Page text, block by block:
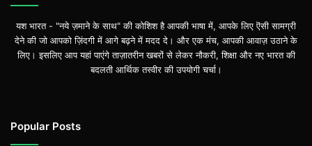
यश भारत - "नये ज़माने के साथ" की कोशिश है आपकी भाषा में, आपके लिए ऎसी सामग्री
देने की जो आपको ज़िंदगी में आगे बढ़ने में मदद दे। और एक मंच, आपकी आवाज़ उठाने के
लिए। इसलिए आप यहां पाएंगे ताज़ातरीन खबरों से लेकर नौकरी, शिक्षा और नए भारत की
बदलती आर्थिक तस्वीर की उपयोगी चर्चा।
Popular Posts